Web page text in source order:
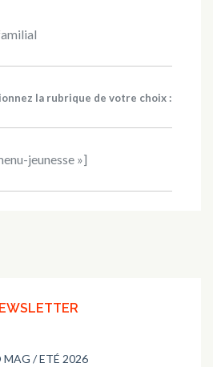
la rubrique de votre choix :
jeunesse »]
MAG / ETÉ 2026